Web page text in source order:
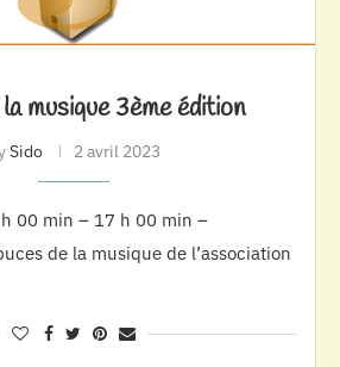
musique 3ème édition
Sido 2 avril 2023
00 min – 17 h 00 min –
de la musique de l’association